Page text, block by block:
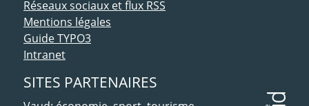
Réseaux sociaux et flux RSS
Mentions légales
Guide TYPO3
Intranet
SITES PARTENAIRES